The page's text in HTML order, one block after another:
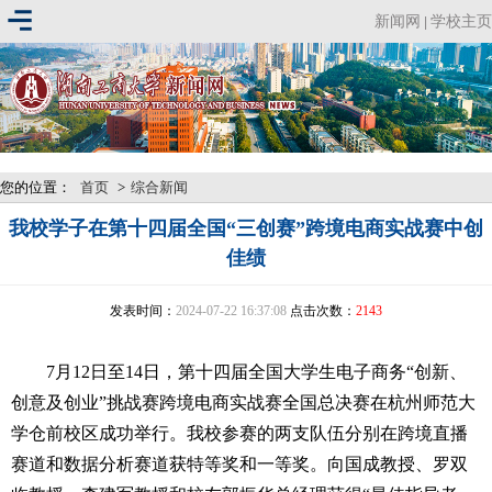
新闻网 学校主页
您的位置： 首页 > 综合新闻
我校学子在第十四届全国“三创赛”跨境电商实战赛中创
佳绩
发表时间： 2024-07-22 16:37:08 点击次数： 2143
7月12日至14日，第十四届全国大学生电子商务“创新、
创意及创业”挑战赛跨境电商实战赛全国总决赛在杭州师范大
学仓前校区成功举行。我校参赛的两支队伍分别在跨境直播
赛道和数据分析赛道获特等奖和一等奖。向国成教授、罗双